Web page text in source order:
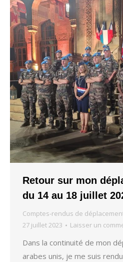
Retour sur mon
du 14 au 18 juillet
Comptes-rendus de
27 juillet 2023
Laisser un
Dans la continuité de mon
arabes unis, je me suis